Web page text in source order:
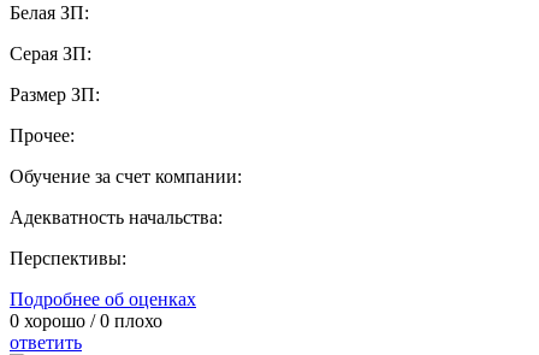
Белая ЗП:
Серая ЗП:
Размер ЗП:
Прочее:
Обучение за счет компании:
Адекватность начальства:
Перспективы:
Подробнее об оценках
0 хорошо /0 плохо
ответить